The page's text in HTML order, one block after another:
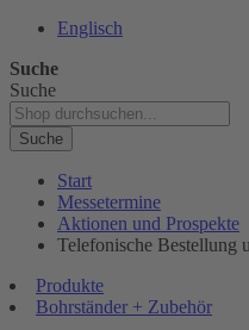
Englisch
Suche
Suche
Suche
Start
Messetermine
Aktionen und Prospekte
Telefonische Bestellung
Produkte
Bohrständer + Zubehör